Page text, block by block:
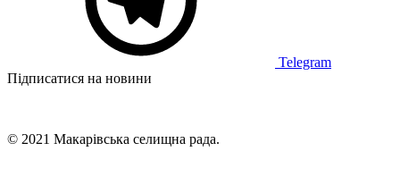
Telegram
Підписатися на новини
© 2021 Макарівська селищна рада.